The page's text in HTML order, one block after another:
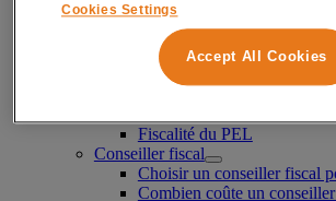
Conseil en fiscalité
Conseil en fiscalité
Enveloppes fiscales
Fiscalité de l’assurance-vie
Fiscalité du PEL
Conseiller fiscal
Choisir un conseiller fiscal
Combien coûte un
Cookies Settings
Accept All Cookies